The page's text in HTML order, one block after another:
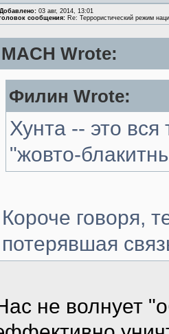
Добавлено: 03 авг, 2014, 13:01
сообщения: Re: Террористический режим
MACH Wrote:
Филин Wrote:
Хунта -- это вся
"жовто-
Короче говоря,
потерявшая
не волнует